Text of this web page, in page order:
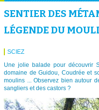
SENTIER DES
LÉGENDE DU
SCIEZ
Une jolie balade pour découvrir
domaine de Guidou, Coudrée et
moulins ... Observez bien autour
sangliers et des castors ?